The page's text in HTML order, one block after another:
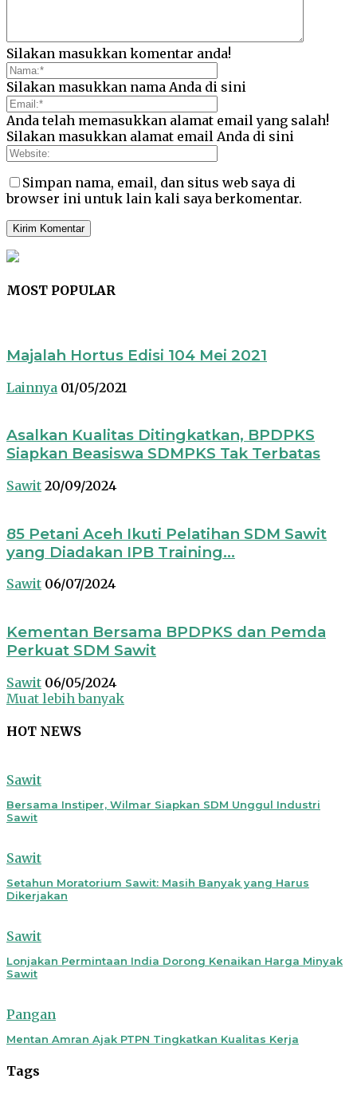
Silakan masukkan komentar anda!
Silakan masukkan nama Anda di sini
Anda telah memasukkan alamat email yang salah!
Silakan masukkan alamat email Anda di sini
Simpan nama, email, dan situs web saya di
browser ini untuk lain kali saya berkomentar.
MOST POPULAR
Majalah Hortus Edisi 104 Mei 2021
Lainnya 01/05/2021
Asalkan Kualitas Ditingkatkan, BPDPKS
Siapkan Beasiswa SDMPKS Tak Terbatas
Sawit 20/09/2024
85 Petani Aceh Ikuti Pelatihan SDM Sawit
yang Diadakan IPB Training...
Sawit 06/07/2024
Kementan Bersama BPDPKS dan Pemda
Perkuat SDM Sawit
Sawit 06/05/2024
Muat lebih banyak
HOT NEWS
Sawit
Bersama Instiper, Wilmar Siapkan SDM Unggul Industri
Sawit
Sawit
Setahun Moratorium Sawit: Masih Banyak yang Harus
Dikerjakan
Sawit
Lonjakan Permintaan India Dorong Kenaikan Harga Minyak
Sawit
Pangan
Mentan Amran Ajak PTPN Tingkatkan Kualitas Kerja
Tags